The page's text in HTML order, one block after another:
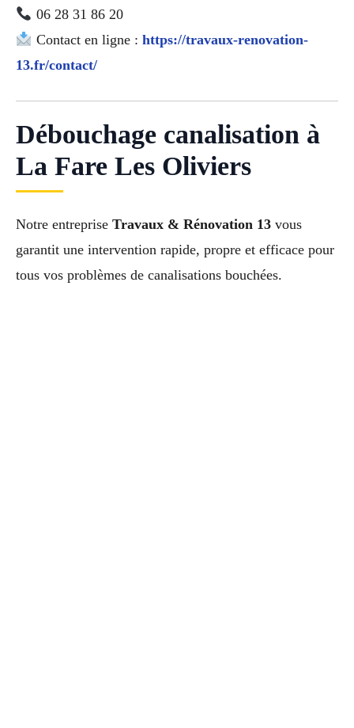
06 28 31 86 20
Contact en ligne : https://travaux-renovation-
13.fr/contact/
Débouchage canalisation à
La Fare Les Oliviers
Notre entreprise Travaux & Rénovation 13 vous
garantit une intervention rapide, propre et efficace pour
tous vos problèmes de canalisations bouchées.